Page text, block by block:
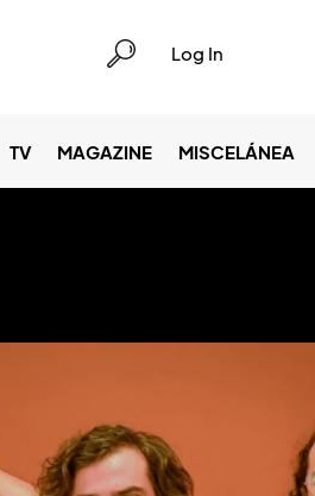
Log In
TV MAGAZINE MISCELÁNEA